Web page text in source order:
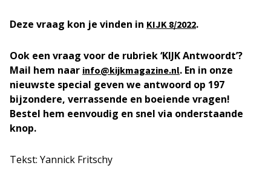
Deze vraag kon je vinden in KIJK 8/2022.
Ook een vraag voor de rubriek ‘KIJK Antwoordt’?
Mail hem naar info@kijkmagazine.nl. En in onze
nieuwste special geven we antwoord op 197
bijzondere, verrassende en boeiende vragen!
Bestel hem eenvoudig en snel via onderstaande
knop.
Tekst: Yannick Fritschy